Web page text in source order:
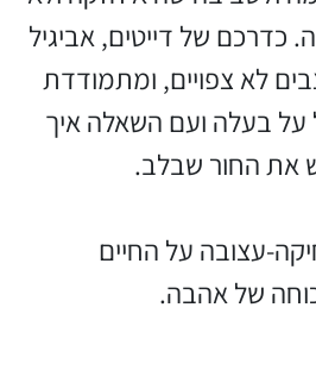
כדרכם של דייטים, אביגיל
לא צפויים, ומתמודדת
בעלה ועם השאלה איך
החור שבלב.
עצובה על החיים
של אהבה.